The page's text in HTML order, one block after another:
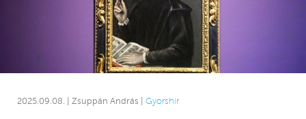
2025.09.08. | Zsuppán András | Gyorshír